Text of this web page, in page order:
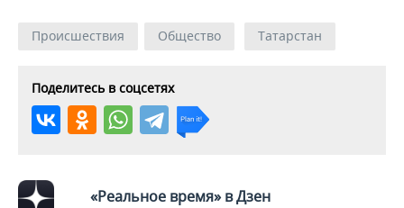
Происшествия Общество Татарстан
Поделитесь в соцсетях
«Реальное время» в Дзен